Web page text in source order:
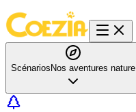
Scénarios Nos aventures nature